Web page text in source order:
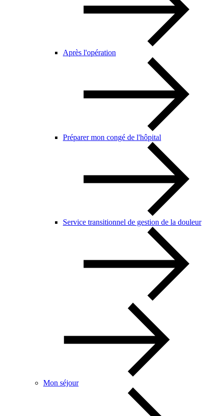
Après l'opération
Préparer mon congé de l'hôpital
Service transitionnel de gestion de la douleur
Mon séjour